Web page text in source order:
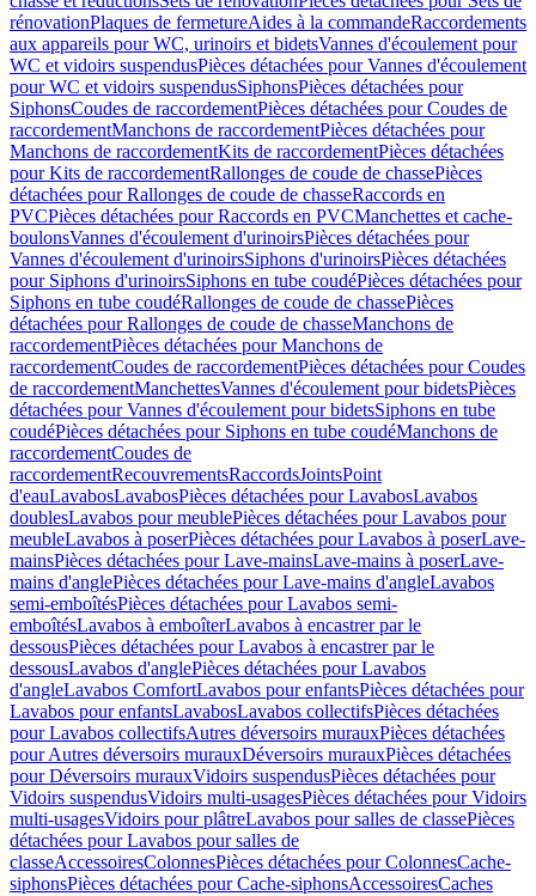
rénovationPlaques de fermetureAides à la commandeRaccordements
aux appareils pour WC, urinoirs et bidetsVannes d'écoulement pour
WC et vidoirs suspendusPièces détachées pour Vannes d'écoulement
pour WC et vidoirs suspendusSiphonsPièces détachées pour
SiphonsCoudes de raccordementPièces détachées pour Coudes de
raccordementManchons de raccordementPièces détachées pour
Manchons de raccordementKits de raccordementPièces détachées
pour Kits de raccordementRallonges de coude de chassePièces
détachées pour Rallonges de coude de chasseRaccords en
PVCPièces détachées pour Raccords en PVCManchettes et cache-
boulonsVannes d'écoulement d'urinoirsPièces détachées pour
Vannes d'écoulement d'urinoirsSiphons d'urinoirsPièces détachées
pour Siphons d'urinoirsSiphons en tube coudéPièces détachées pour
Siphons en tube coudéRallonges de coude de chassePièces
détachées pour Rallonges de coude de chasseManchons de
raccordementPièces détachées pour Manchons de
raccordementCoudes de raccordementPièces détachées pour Coudes
de raccordementManchettesVannes d'écoulement pour bidetsPièces
détachées pour Vannes d'écoulement pour bidetsSiphons en tube
coudéPièces détachées pour Siphons en tube coudéManchons de
raccordementCoudes de
raccordementRecouvrementsRaccordsJointsPoint
d'eauLavabosLavabosPièces détachées pour LavabosLavabos
doublesLavabos pour meublePièces détachées pour Lavabos pour
meubleLavabos à poserPièces détachées pour Lavabos à poserLave-
mainsPièces détachées pour Lave-mainsLave-mains à poserLave-
mains d'anglePièces détachées pour Lave-mains d'angleLavabos
semi-emboîtésPièces détachées pour Lavabos semi-
emboîtésLavabos à emboîterLavabos à encastrer par le
dessousPièces détachées pour Lavabos à encastrer par le
dessousLavabos d'anglePièces détachées pour Lavabos
d'angleLavabos ComfortLavabos pour enfantsPièces détachées pour
Lavabos pour enfantsLavabosLavabos collectifsPièces détachées
pour Lavabos collectifsAutres déversoirs murauxPièces détachées
pour Autres déversoirs murauxDéversoirs murauxPièces détachées
pour Déversoirs murauxVidoirs suspendusPièces détachées pour
Vidoirs suspendusVidoirs multi-usagesPièces détachées pour Vidoirs
multi-usagesVidoirs pour plâtreLavabos pour salles de classePièces
détachées pour Lavabos pour salles de
classeAccessoiresColonnesPièces détachées pour ColonnesCache-
siphonsPièces détachées pour Cache-siphonsAccessoiresCaches